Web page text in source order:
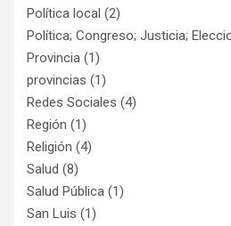
Política local (2)
Política; Congreso; Justicia;
Provincia (1)
provincias (1)
Redes Sociales (4)
Región (1)
Religión (4)
Salud (8)
Salud Pública (1)
San Luis (1)